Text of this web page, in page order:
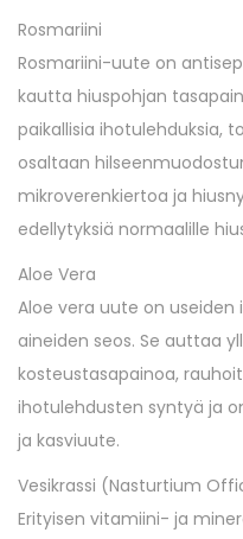
Rosmariini
Rosmariini-uute on
kautta hiuspohjan
paikallisia ihotulehduksia,
osaltaan
mikroverenkiertoa ja
edellytyksiä normaalille
Aloe Vera
Aloe vera uute on
aineiden seos. Se auttaa
kosteustasapainoa,
ihotulehdusten syntyä ja
ja kasviuute.
Vesikrassi (Nasturtium
Erityisen vitamiini- ja